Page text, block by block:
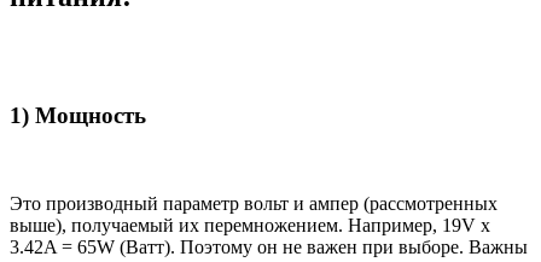
1) Мощность
Это производный параметр вольт и ампер (рассмотренных
выше), получаемый их перемножением. Например, 19V x
3.42A = 65W (Ватт). Поэтому он не важен при выборе. Важны